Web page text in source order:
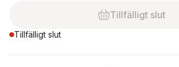
Tillfälligt slut
Tillfälligt slut